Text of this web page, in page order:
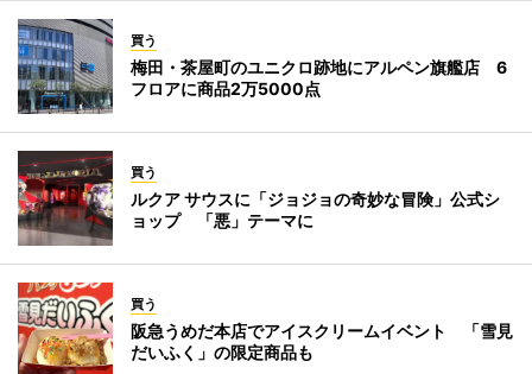
買う
梅田・茶屋町のユニクロ跡地にアルペン旗艦店 6
フロアに商品2万5000点
買う
ルクア サウスに「ジョジョの奇妙な冒険」公式シ
ョップ 「悪」テーマに
買う
阪急うめだ本店でアイスクリームイベント 「雪見
だいふく」の限定商品も